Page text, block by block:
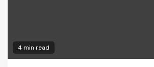
4 min read